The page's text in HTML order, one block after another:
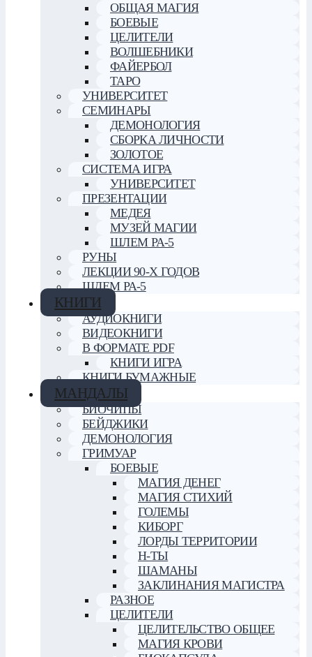
ОБЩАЯ МАГИЯ
БОЕВЫЕ
ЦЕЛИТЕЛИ
ВОЛШЕБНИКИ
ФАЙЕРБОЛ
ТАРО
УНИВЕРСИТЕТ
СЕМИНАРЫ
ДЕМОНОЛОГИЯ
СБОРКА ЛИЧНОСТИ
ЗОЛОТОЕ
СИСТЕМА ИГРА
УНИВЕРСИТЕТ
ПРЕЗЕНТАЦИИ
МЕДЕЯ
МУЗЕЙ МАГИИ
ШЛЕМ РА-5
РУНЫ
ЛЕКЦИИ 90-Х ГОДОВ
ШЛЕМ РА-5
КНИГИ
АУДИОКНИГИ
ВИДЕОКНИГИ
В ФОРМАТЕ PDF
КНИГИ ИГРА
КНИГИ БУМАЖНЫЕ
МАНДАЛЫ
БИОЧИПЫ
БЕЙДЖИКИ
ДЕМОНОЛОГИЯ
ГРИМУАР
БОЕВЫЕ
МАГИЯ ДЕНЕГ
МАГИЯ СТИХИЙ
ГОЛЕМЫ
КИБОРГ
ЛОРДЫ ТЕРРИТОРИИ
Н-ТЫ
ШАМАНЫ
ЗАКЛИНАНИЯ МАГИСТРА
РАЗНОЕ
ЦЕЛИТЕЛИ
ЦЕЛИТЕЛЬСТВО ОБЩЕЕ
МАГИЯ КРОВИ